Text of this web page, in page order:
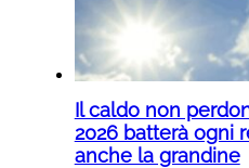
Il caldo non
2026 batterà ogni
anche la grandine